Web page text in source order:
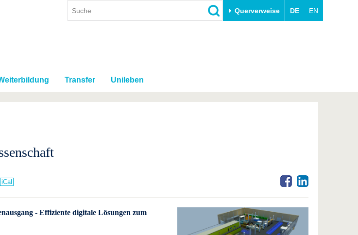
Querverweise DE EN
Transfer Unileben
iCal
- Effiziente digitale Lösungen zum